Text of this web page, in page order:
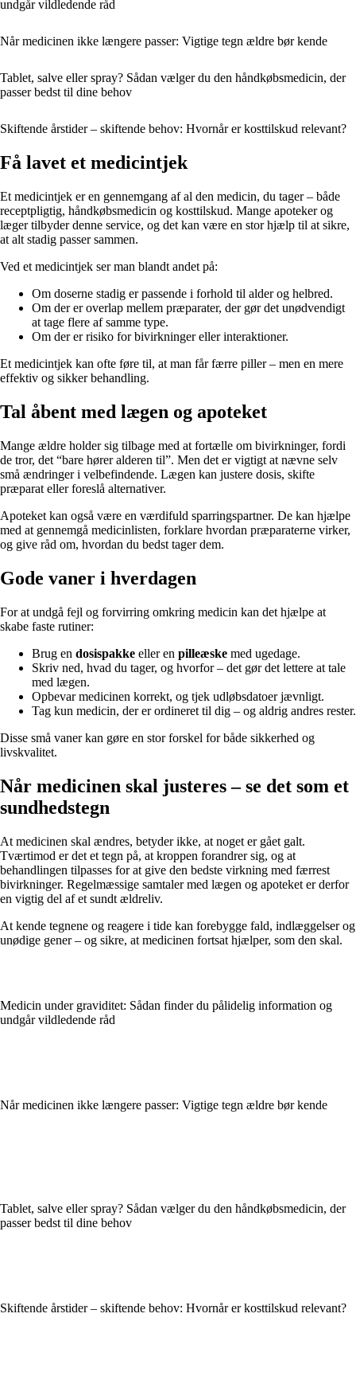
undgår vildledende råd
Når medicinen ikke længere passer: Vigtige tegn ældre bør kende
Tablet, salve eller spray? Sådan vælger du den håndkøbsmedicin, der
passer bedst til dine behov
Skiftende årstider – skiftende behov: Hvornår er kosttilskud relevant?
Få lavet et medicintjek
Et medicintjek er en gennemgang af al den medicin, du tager – både
receptpligtig, håndkøbsmedicin og kosttilskud. Mange apoteker og
læger tilbyder denne service, og det kan være en stor hjælp til at sikre,
at alt stadig passer sammen.
Ved et medicintjek ser man blandt andet på:
Om doserne stadig er passende i forhold til alder og helbred.
Om der er overlap mellem præparater, der gør det unødvendigt
at tage flere af samme type.
Om der er risiko for bivirkninger eller interaktioner.
Et medicintjek kan ofte føre til, at man får færre piller – men en mere
effektiv og sikker behandling.
Tal åbent med lægen og apoteket
Mange ældre holder sig tilbage med at fortælle om bivirkninger, fordi
de tror, det “bare hører alderen til”. Men det er vigtigt at nævne selv
små ændringer i velbefindende. Lægen kan justere dosis, skifte
præparat eller foreslå alternativer.
Apoteket kan også være en værdifuld sparringspartner. De kan hjælpe
med at gennemgå medicinlisten, forklare hvordan præparaterne virker,
og give råd om, hvordan du bedst tager dem.
Gode vaner i hverdagen
For at undgå fejl og forvirring omkring medicin kan det hjælpe at
skabe faste rutiner:
Brug en dosispakke eller en pilleæske med ugedage.
Skriv ned, hvad du tager, og hvorfor – det gør det lettere at tale
med lægen.
Opbevar medicinen korrekt, og tjek udløbsdatoer jævnligt.
Tag kun medicin, der er ordineret til dig – og aldrig andres rester.
Disse små vaner kan gøre en stor forskel for både sikkerhed og
livskvalitet.
Når medicinen skal justeres – se det som et
sundhedstegn
At medicinen skal ændres, betyder ikke, at noget er gået galt.
Tværtimod er det et tegn på, at kroppen forandrer sig, og at
behandlingen tilpasses for at give den bedste virkning med færrest
bivirkninger. Regelmæssige samtaler med lægen og apoteket er derfor
en vigtig del af et sundt ældreliv.
At kende tegnene og reagere i tide kan forebygge fald, indlæggelser og
unødige gener – og sikre, at medicinen fortsat hjælper, som den skal.
Medicin under graviditet: Sådan finder du pålidelig information og
undgår vildledende råd
Når medicinen ikke længere passer: Vigtige tegn ældre bør kende
Tablet, salve eller spray? Sådan vælger du den håndkøbsmedicin, der
passer bedst til dine behov
Skiftende årstider – skiftende behov: Hvornår er kosttilskud relevant?